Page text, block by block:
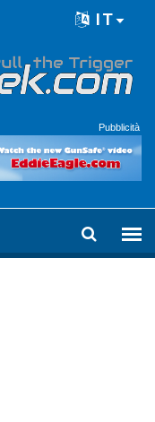
IT
Pubblicità